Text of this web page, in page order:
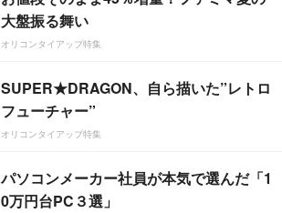
大盤振る舞い
オリコンタイアップ特集
SUPER★DRAGON、自ら描いた”レトロ
フューチャー”
オリコンタイアップ特集
パソコンメーカー社員が本気で選んだ「1
0万円台PC３選」